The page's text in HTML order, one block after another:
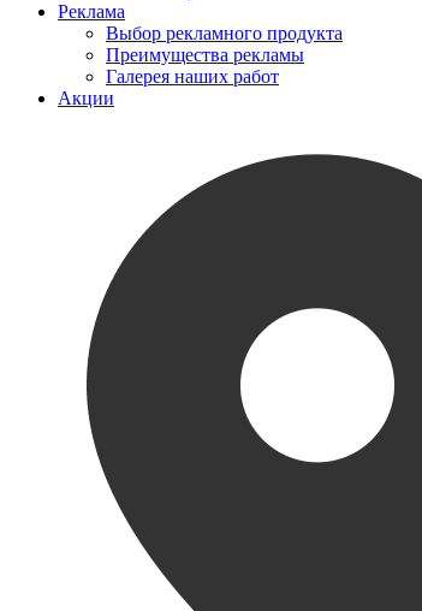
Реклама
Выбор рекламного продукта
Преимущества рекламы
Галерея наших работ
Акции